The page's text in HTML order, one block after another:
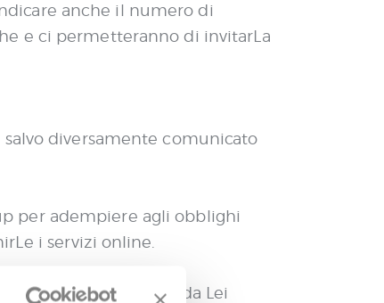
anche il numero di
e ci permetteranno di invitarLa
diversamente comunicato
per adempiere agli obblighi
i servizi online.
– utilizzare i dati da Lei